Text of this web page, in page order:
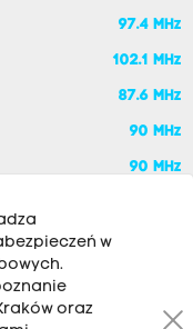
97.4 MHz
102.1 MHz
87.6 MHz
90 MHz
90 MHz
w
oraz